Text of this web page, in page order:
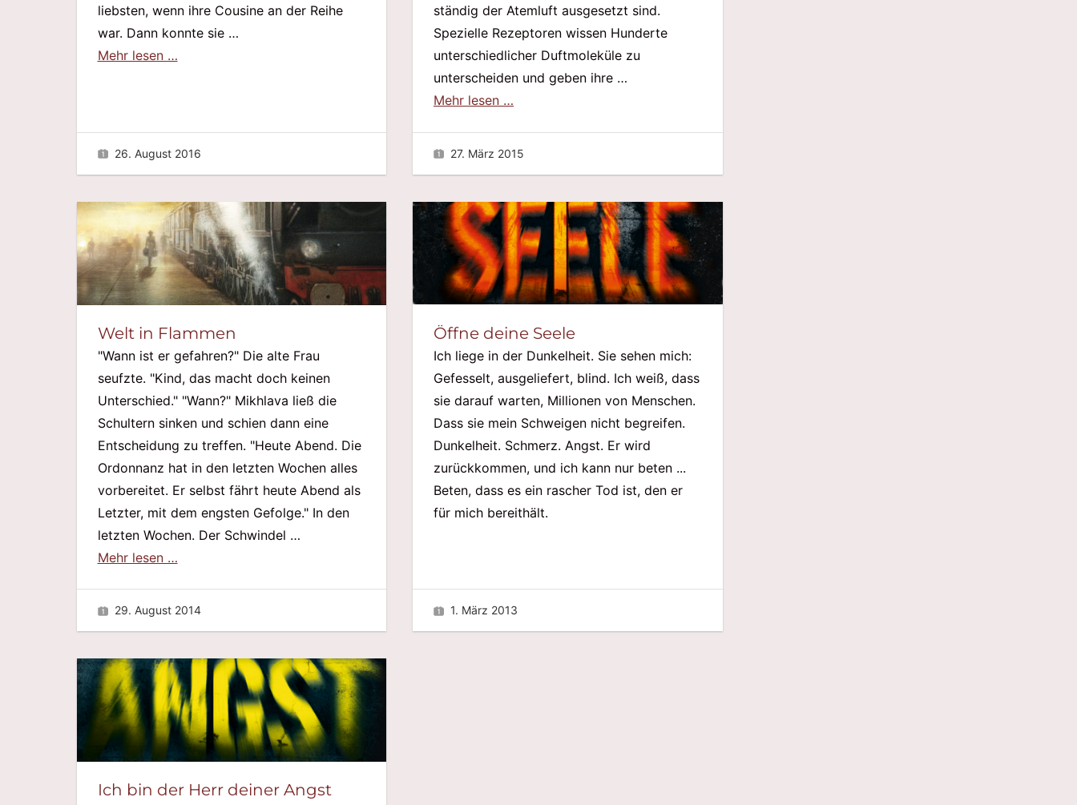
liebsten, wenn ihre Cousine an der Reihe
war. Dann konnte sie …
Mehr lesen …
26. August 2016
ständig der Atemluft ausgesetzt sind.
Spezielle Rezeptoren wissen Hunderte
unterschiedlicher Duftmoleküle zu
unterscheiden und geben ihre …
Mehr lesen …
27. März 2015
Welt in Flammen
"Wann ist er gefahren?" Die alte Frau
seufzte. "Kind, das macht doch keinen
Unterschied." "Wann?" Mikhlava ließ die
Schultern sinken und schien dann eine
Entscheidung zu treffen. "Heute Abend. Die
Ordonnanz hat in den letzten Wochen alles
vorbereitet. Er selbst fährt heute Abend als
Letzter, mit dem engsten Gefolge." In den
letzten Wochen. Der Schwindel …
Mehr lesen …
29. August 2014
Öffne deine Seele
Ich liege in der Dunkelheit. Sie sehen mich:
Gefesselt, ausgeliefert, blind. Ich weiß, dass
sie darauf warten, Millionen von Menschen.
Dass sie mein Schweigen nicht begreifen.
Dunkelheit. Schmerz. Angst. Er wird
zurückkommen, und ich kann nur beten ...
Beten, dass es ein rascher Tod ist, den er
für mich bereithält.
1. März 2013
Ich bin der Herr deiner Angst